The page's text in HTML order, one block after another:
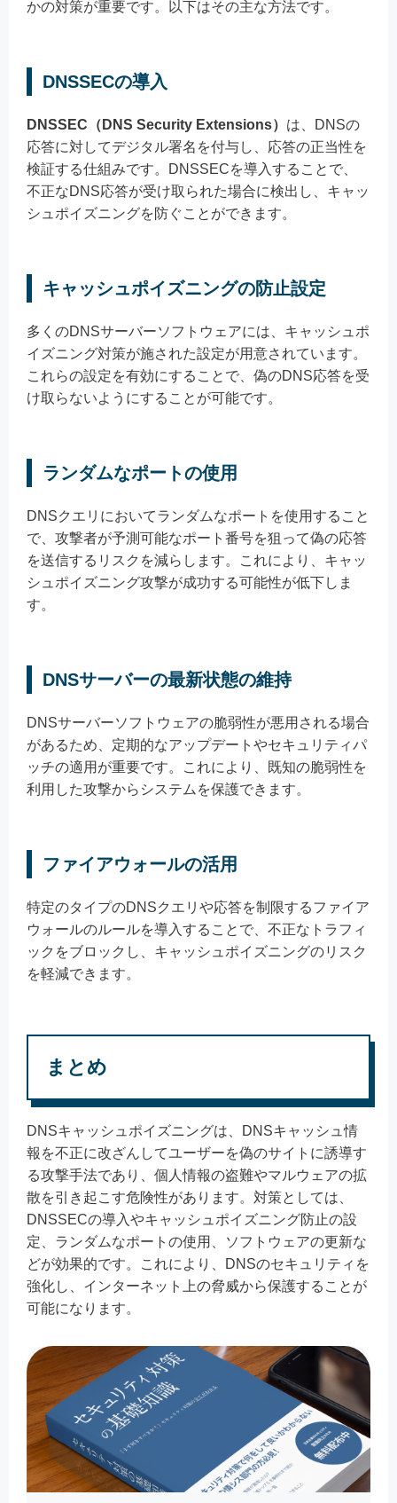
かの対策が重要です。以下はその主な方法です。
DNSSECの導入
DNSSEC（DNS Security Extensions） は、DNSの
応答に対してデジタル署名を付与し、応答の正当性を
検証する仕組みです。DNSSECを導入することで、
不正なDNS応答が受け取られた場合に検出し、キャッ
シュポイズニングを防ぐことができます。
キャッシュポイズニングの防止設定
多くのDNSサーバーソフトウェアには、キャッシュポ
イズニング対策が施された設定が用意されています。
これらの設定を有効にすることで、偽のDNS応答を受
け取らないようにすることが可能です。
ランダムなポートの使用
DNSクエリにおいてランダムなポートを使用すること
で、攻撃者が予測可能なポート番号を狙って偽の応答
を送信するリスクを減らします。これにより、キャッ
シュポイズニング攻撃が成功する可能性が低下しま
す。
DNSサーバーの最新状態の維持
DNSサーバーソフトウェアの脆弱性が悪用される場合
があるため、定期的なアップデートやセキュリティパ
ッチの適用が重要です。これにより、既知の脆弱性を
利用した攻撃からシステムを保護できます。
ファイアウォールの活用
特定のタイプのDNSクエリや応答を制限するファイア
ウォールのルールを導入することで、不正なトラフィ
ックをブロックし、キャッシュポイズニングのリスク
を軽減できます。
まとめ
DNSキャッシュポイズニングは、DNSキャッシュ情
報を不正に改ざんしてユーザーを偽のサイトに誘導す
る攻撃手法であり、個人情報の盗難やマルウェアの拡
散を引き起こす危険性があります。対策としては、
DNSSECの導入やキャッシュポイズニング防止の設
定、ランダムなポートの使用、ソフトウェアの更新な
どが効果的です。これにより、DNSのセキュリティを
強化し、インターネット上の脅威から保護することが
可能になります。